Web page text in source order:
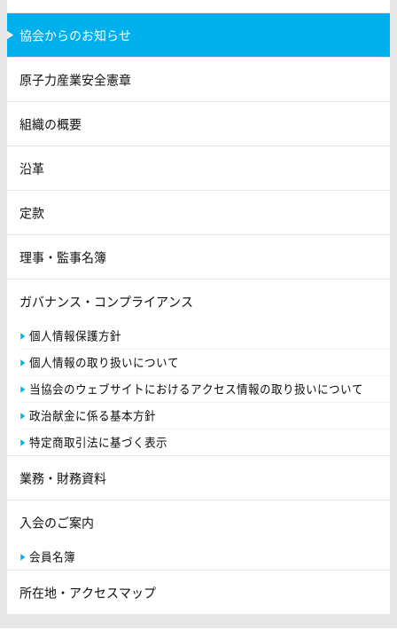
協会からのお知らせ
原子力産業安全憲章
組織の概要
沿革
定款
理事・監事名簿
ガバナンス・コンプライアンス
個人情報保護方針
個人情報の取り扱いについて
当協会のウェブサイトにおけるアクセス情報の取り扱いについて
政治献金に係る基本方針
特定商取引法に基づく表示
業務・財務資料
入会のご案内
会員名簿
所在地・アクセスマップ